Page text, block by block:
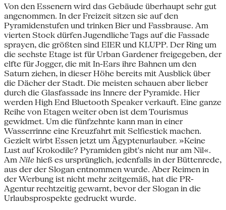
Von den Essenern wird das Gebäude überhaupt sehr gut
angenommen. In der Freizeit sitzen sie auf den
Pyramidenstufen und trinken Bier und Fassbrause. Am
vierten Stock dürfen Jugendliche Tags auf die Fassade
sprayen, die größten sind EIER und KLUPP. Der Ring um
die sechste Etage ist für Urban Gardener freigegeben, der
elfte für Jogger, die mit In-Ears ihre Bahnen um den
Saturn ziehen, in dieser Höhe bereits mit Ausblick über
die Dächer der Stadt. Die meisten schauen aber lieber
durch die Glasfassade ins Innere der Pyramide. Hier
werden High End Bluetooth Speaker verkauft. Eine ganze
Reihe von Etagen weiter oben ist dem Tourismus
gewidmet. Um die fünfzehnte kann man in einer
Wasserrinne eine Kreuzfahrt mit Selfiestick machen.
Gezielt wirbt Essen jetzt um Ägyptenurlauber. »Keine
Lust auf Krokodile? Pyramiden gibt's nicht nur am Nil«.
Am Nile hieß es ursprünglich, jedenfalls in der Büttenrede,
aus der der Slogan entnommen wurde. Aber Reimen in
der Werbung ist nicht mehr zeitgemäß, hat die PR-
Agentur rechtzeitig gewarnt, bevor der Slogan in die
Urlaubsprospekte gedruckt wurde.